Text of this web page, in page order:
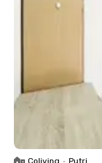
Coliving • Putri